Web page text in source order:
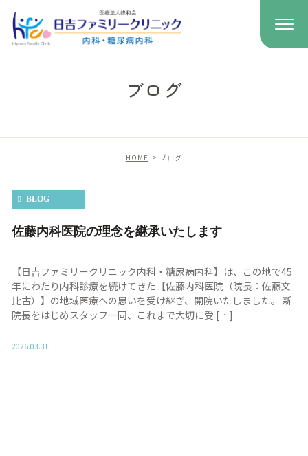
ブログ
HOME ブログ
BLOG
佐藤内科医院の理念を継承いたします
【日吉ファミリークリニック内科・糖尿病内科】は、この地で45
年にわたり内科診療を続けてきた【佐藤内科医院（院長：佐藤文
比古）】の地域医療への思いを受け継ぎ、開院いたしました。 新
院長をはじめスタッフ一同、これまで大切に受 […]
2026.03.31